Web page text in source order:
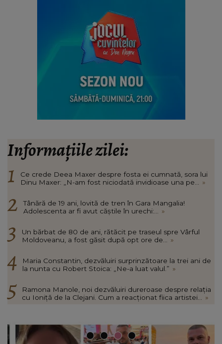
Informațiile zilei:
Ce crede Deea Maxer despre fosta ei cumnată, sora lui
Dinu Maxer: „N-am fost niciodată invidioase una pe...
»
Tânără de 19 ani, lovită de tren în Gara Mangalia!
Adolescenta ar fi avut căștile în urechi:...
»
Un bărbat de 80 de ani, rătăcit pe traseul spre Vârful
Moldoveanu, a fost găsit după opt ore de...
»
Maria Constantin, dezvăluiri surprinzătoare la trei ani de
la nunta cu Robert Stoica: „Ne-a luat valul.” »
Ramona Manole, noi dezvăluiri dureroase despre relația
cu Ioniță de la Clejani. Cum a reacționat fiica artistei...
»